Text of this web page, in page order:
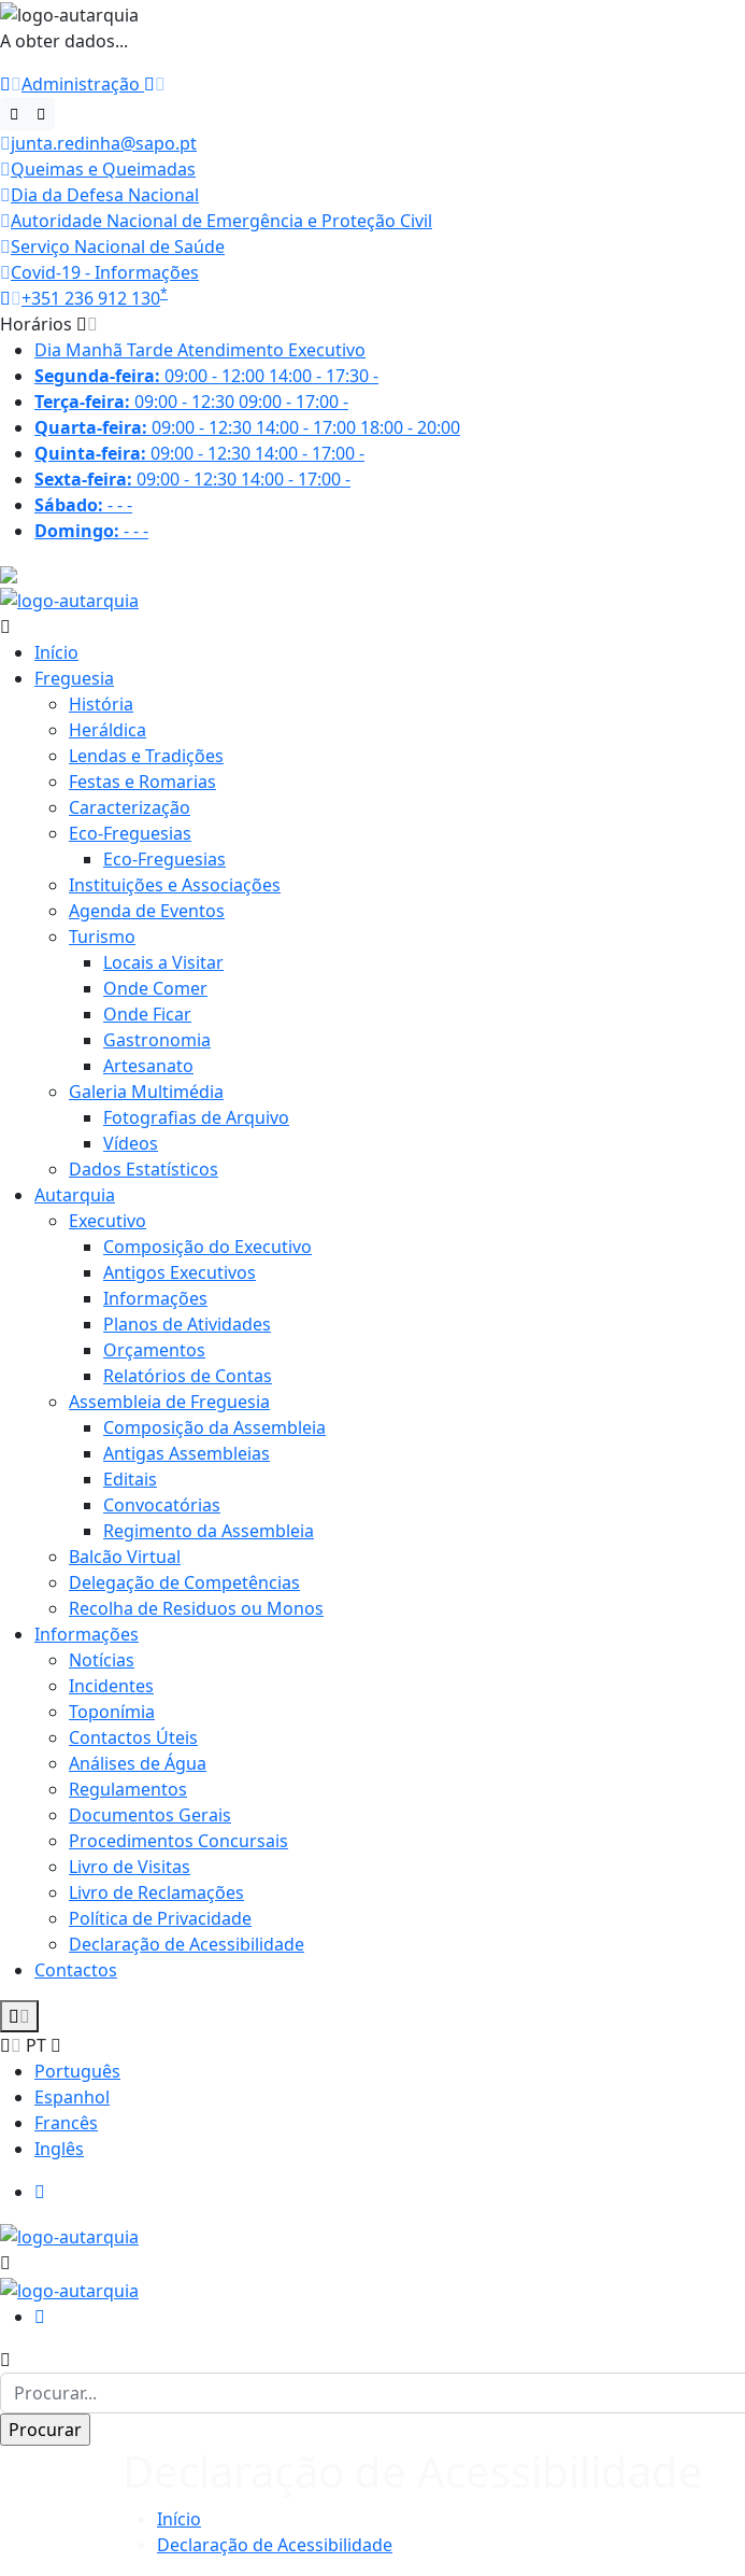
A obter dados...
Administração
junta.redinha@sapo.pt
Queimas e Queimadas
Dia da Defesa Nacional
Autoridade Nacional de Emergência e Proteção Civil
Serviço Nacional de Saúde
Covid-19 - Informações
+351 236 912 130*
Horários
Dia Manhã TardeAtendimento Executivo
Segunda-feira: 09:00 - 12:00 14:00 - 17:30-
Terça-feira: 09:00 - 12:3009:00 - 17:00-
Quarta-feira: 09:00 - 12:30 14:00 - 17:00 18:00 - 20:00
Quinta-feira: 09:00 - 12:30 14:00 - 17:00-
Sexta-feira: 09:00 - 12:30 14:00 - 17:00-
Sábado: ---
Domingo: ---
Início
Freguesia
História
Heráldica
Lendas e Tradições
Festas e Romarias
Caracterização
Eco-Freguesias
Eco-Freguesias
Instituições e Associações
Agenda de Eventos
Turismo
Locais a Visitar
Onde Comer
Onde Ficar
Gastronomia
Artesanato
Galeria Multimédia
Fotografias de Arquivo
Vídeos
Dados Estatísticos
Autarquia
Executivo
Composição do Executivo
Antigos Executivos
Informações
Planos de Atividades
Orçamentos
Relatórios de Contas
Assembleia de Freguesia
Composição da Assembleia
Antigas Assembleias
Editais
Convocatórias
Regimento da Assembleia
Balcão Virtual
Delegação de Competências
Recolha de Residuos ou Monos
Informações
Notícias
Incidentes
Toponímia
Contactos Úteis
Análises de Água
Regulamentos
Documentos Gerais
Procedimentos Concursais
Livro de Visitas
Livro de Reclamações
Política de Privacidade
Declaração de Acessibilidade
Contactos
PT
Português
Espanhol
Francês
Inglês
Início
Declaração de Acessibilidade